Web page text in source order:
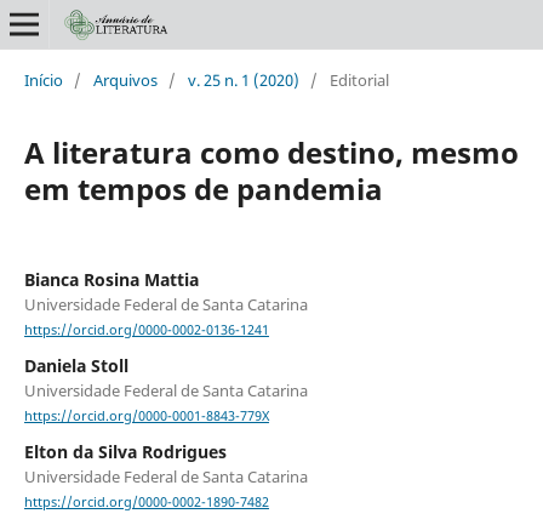
Início / Arquivos / v. 25 n. 1 (2020) / Editorial
A literatura como destino, mesmo
em tempos de pandemia
Bianca Rosina Mattia
Universidade Federal de Santa Catarina
https://orcid.org/0000-0002-0136-1241
Daniela Stoll
Universidade Federal de Santa Catarina
https://orcid.org/0000-0001-8843-779X
Elton da Silva Rodrigues
Universidade Federal de Santa Catarina
https://orcid.org/0000-0002-1890-7482